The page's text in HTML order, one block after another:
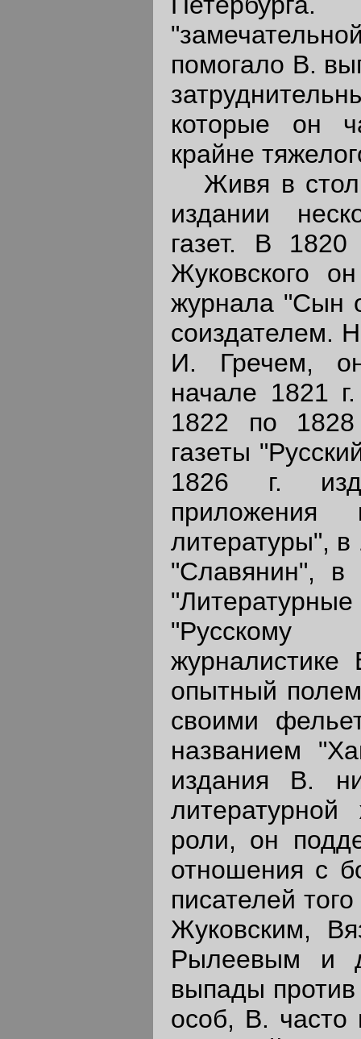
помогало В.
которые он
крайне
Живя в
издании
газет. В
Жуковского
журнала "Сын
соиздателем.
И. Гречем,
начале 1821
1822 по
газеты
1826 г.
литературы", в
"Славянин",
опытный
своими
названием
издания В.
литературной
роли, он
отношения с
писателей
Жуковским,
Рылеевым и
выпады
особ, В. часто